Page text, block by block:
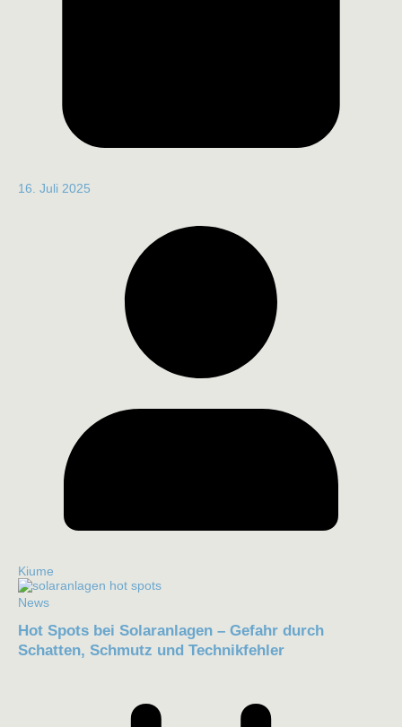
16. Juli 2025
Kiume
News
Hot Spots bei Solaranlagen – Gefahr durch
Schatten, Schmutz und Technikfehler